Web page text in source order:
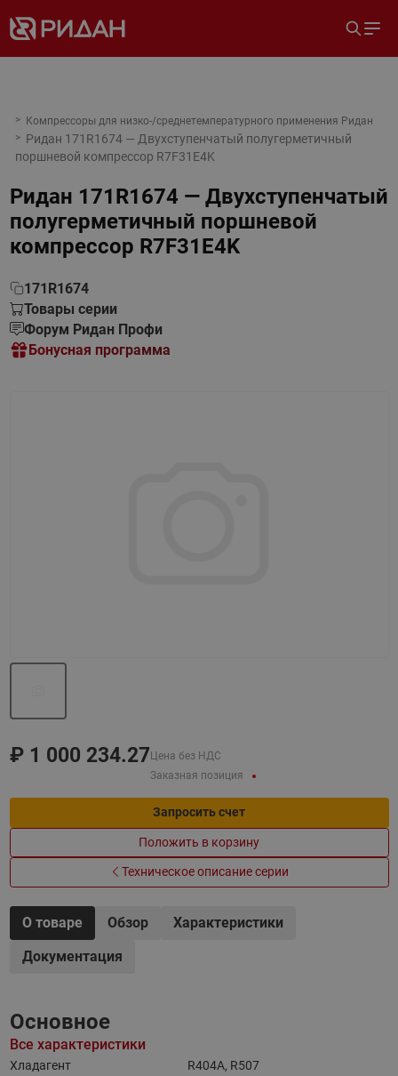
Компрессоры для низко-/среднетемпературного применения Ридан
Ридан 171R1674 — Двухступенчатый полугерметичный
поршневой компрессор R7F31E4K
Ридан 171R1674 — Двухступенчатый
полугерметичный поршневой
компрессор R7F31E4K
171R1674
Товары серии
Форум Ридан Профи
Бонусная программа
₽ 1 000 234.27Цена без НДС
Заказная позиция
Запросить счет
Положить в корзину
Техническое описание серии
О товаре Обзор
Характеристики
Документация
Основное
Все характеристики
Хладагент
R404A, R507